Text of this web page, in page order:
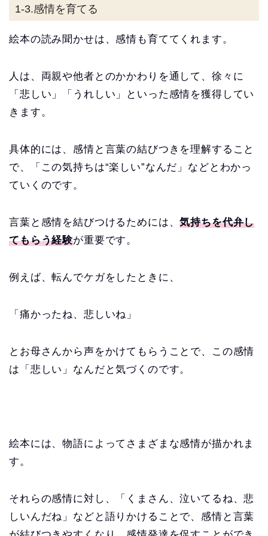
1-3.感情を育てる
絵本の読み聞かせは、感情も育ててくれます。
人は、両親や他者とのかかわりを通して、徐々に
「悲しい」「うれしい」といった感情を獲得してい
きます。
具体的には、感情と言葉の結びつきを理解すること
で、「この気持ちは“楽しい”なんだ」などとわかっ
ていくのです。
言葉と感情を結びつけるためには、気持ちを代弁し
てもらう経験が重要です。
例えば、転んでケガをしたときに、
「痛かったね、悲しいね」
とお母さんから声をかけてもらうことで、この感情
は「悲しい」なんだと気づくのです。
絵本には、物語によってさまざまな感情が描かれま
す。
それらの感情に対し、「くまさん、泣いてるね、悲
しいんだね」などと語りかけることで、感情と言葉